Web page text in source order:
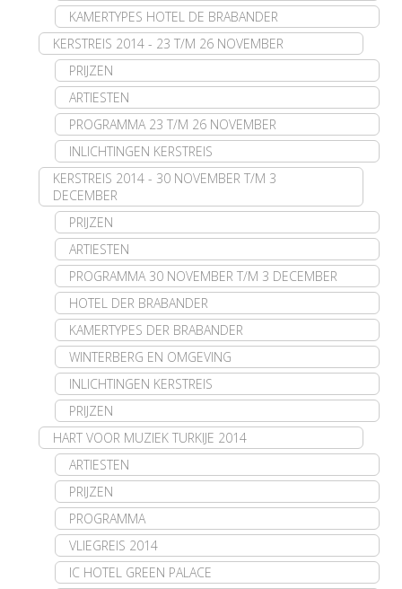
KAMERTYPES HOTEL DE BRABANDER
KERSTREIS 2014 - 23 T/M 26 NOVEMBER
PRIJZEN
ARTIESTEN
PROGRAMMA 23 T/M 26 NOVEMBER
INLICHTINGEN KERSTREIS
KERSTREIS 2014 - 30 NOVEMBER T/M 3
DECEMBER
PRIJZEN
ARTIESTEN
PROGRAMMA 30 NOVEMBER T/M 3 DECEMBER
HOTEL DER BRABANDER
KAMERTYPES DER BRABANDER
WINTERBERG EN OMGEVING
INLICHTINGEN KERSTREIS
PRIJZEN
HART VOOR MUZIEK TURKIJE 2014
ARTIESTEN
PRIJZEN
PROGRAMMA
VLIEGREIS 2014
IC HOTEL GREEN PALACE